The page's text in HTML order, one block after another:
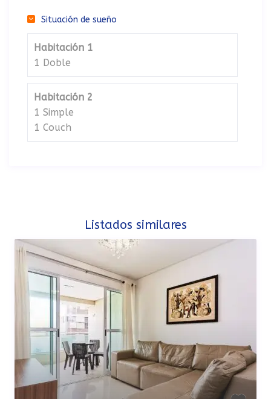
Situación de sueño
Habitación 1
1 Doble
Habitación 2
1 Simple
1 Couch
Listados similares